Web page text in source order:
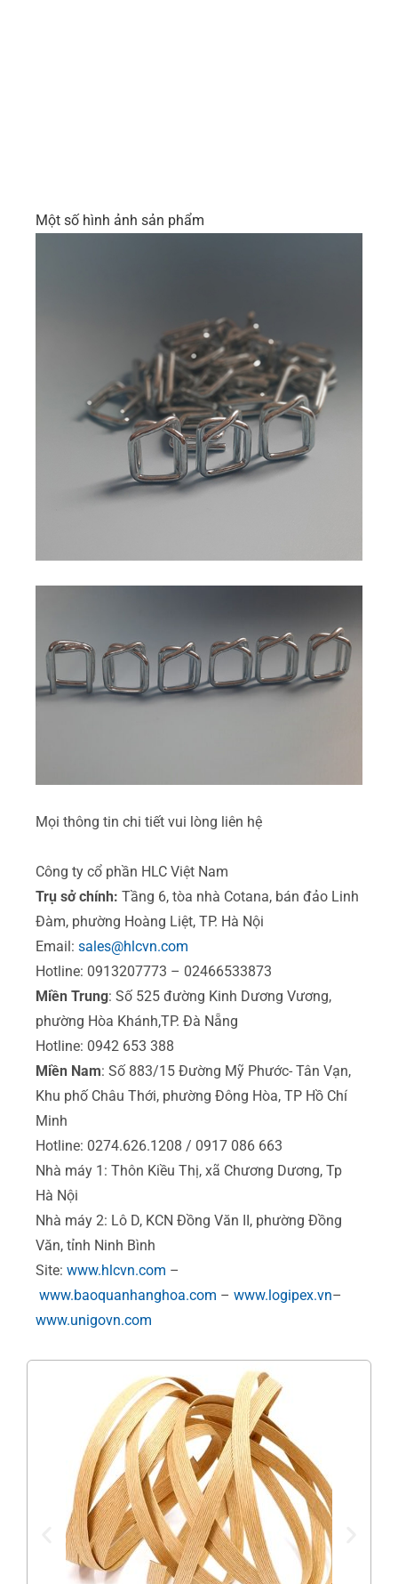
Một số hình ảnh sản phẩm
Mọi thông tin chi tiết vui lòng liên hệ
Công ty cổ phần HLC Việt Nam
Trụ sở chính: Tầng 6, tòa nhà Cotana, bán đảo Linh
Đàm, phường Hoàng Liệt, TP. Hà Nội
Email: sales@hlcvn.com
Hotline: 0913207773 – 02466533873
Miền Trung: Số 525 đường Kinh Dương Vương,
phường Hòa Khánh,TP. Đà Nẵng
Hotline: 0942 653 388
Miền Nam: Số 883/15 Đường Mỹ Phước- Tân Vạn,
Khu phố Châu Thới, phường Đông Hòa, TP Hồ Chí
Minh
Hotline: 0274.626.1208 / 0917 086 663
Nhà máy 1: Thôn Kiều Thị, xã Chương Dương, Tp
Hà Nội
Nhà máy 2: Lô D, KCN Đồng Văn II, phường Đồng
Văn, tỉnh Ninh Bình
Site: www.hlcvn.com –
www.baoquanhanghoa.com – www.logipex.vn–
www.unigovn.com